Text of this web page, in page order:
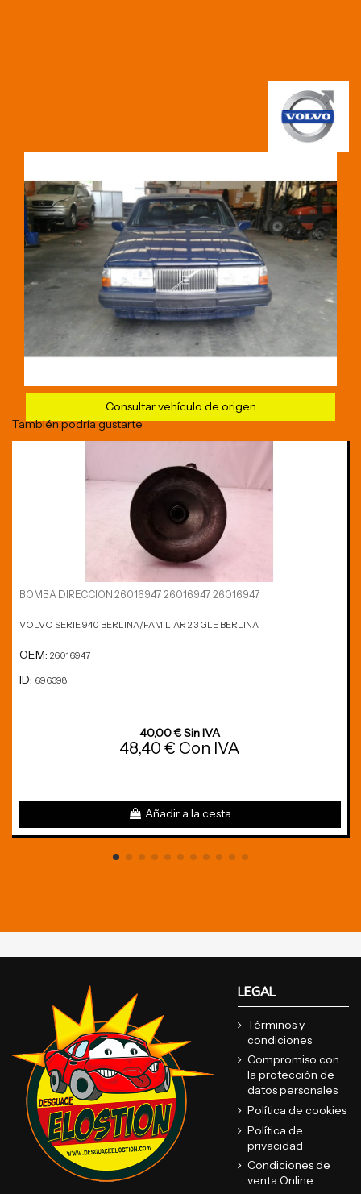
Consultar vehículo de origen
También podría gustarte
BOMBA DIRECCION 26016947 26016947 26016947
VOLVO SERIE 940 BERLINA/FAMILIAR 2.3 GLE BERLINA
OEM: 26016947
ID: 696398
40,00 € Sin IVA
48,40 € Con IVA
Añadir a la cesta
LEGAL
Términos y
condiciones
Compromiso con
la protección de
datos personales
Política de cookies
Política de
privacidad
Condiciones de
venta Online